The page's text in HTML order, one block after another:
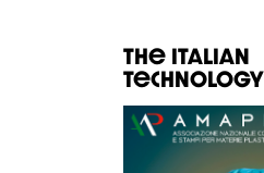
The Italian
Technology